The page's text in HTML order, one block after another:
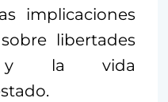
implicaciones
libertades
y la vida